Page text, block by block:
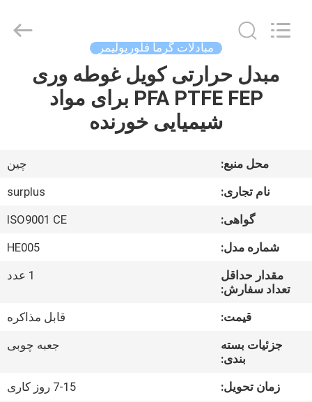
خونه
درباره
کارخانه
کنترل
Limited.
مبادلات گرما فلورپولیمر
مبدل حرارتی کویل غوطه وری
PFA PTFE FEP برای مواد
شیمیایی خورنده
محل منبع:
چین
نام تجاری:
surplus
گواهی:
ISO9001 CE
شماره مدل:
HE005
مقدار حداقل
تعداد سفارش:
1 عدد
قیمت:
قابل مذاکره
جزئیات بسته
بندی:
جعبه چوبی
زمان تحویل:
7-15 روز کاری